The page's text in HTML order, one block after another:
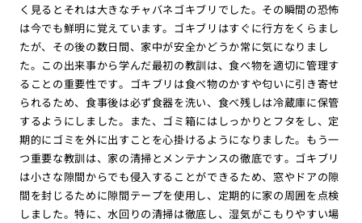
く見るとそれは大きなチャバネゴキブリでした。その瞬間の恐怖
は今でも鮮明に覚えています。ゴキブリはすぐに行方をくらまし
たが、その後の数日間、家中が安全かどうか常に気になりまし
た。この出来事から学んだ最初の教訓は、食べ物を適切に管理す
ることの重要性です。ゴキブリは食べ物のかすや匂いに引き寄せ
られるため、食事後は必ず食器を洗い、食べ残しは冷蔵庫に保管
するようにしました。また、ゴミ箱にはしっかりとフタをし、定
期的にゴミを外に出すことを心掛けるようになりました。もう一
つ重要な教訓は、家の清掃とメンテナンスの徹底です。ゴキブリ
は小さな隙間からでも侵入することができるため、窓やドアの隙
間を封じるために隙間テープを使用し、定期的に家の周囲を点検
しました。特に、水回りの清掃は徹底し、湿気がこもりやすい場